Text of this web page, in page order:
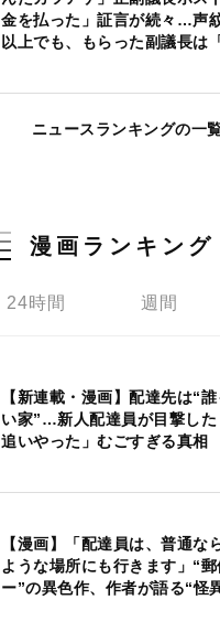
金を払った」証言が続々…声
以上でも、もらった副議長は
ニュースランキングの一
漫画ランキング
24時間 週間
【新連載・漫画】配達先は“
い家”…新人配達員が目撃した
追いやった」むごすぎる真相
【漫画】「配達員は、普通な
ような場所にも行きます」“
ー”の異色作、作者が語る“怪